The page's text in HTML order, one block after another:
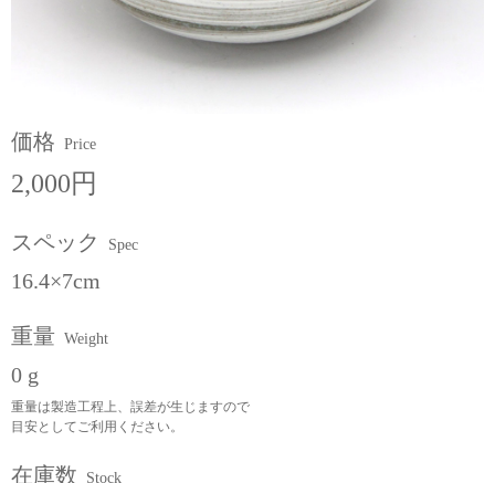
価格 Price
2,000円
スペック Spec
16.4×7cm
重量 Weight
0 g
重量は製造工程上、誤差が生じますので
目安としてご利用ください。
在庫数 Stock